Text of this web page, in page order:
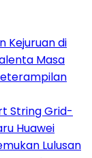
Kejuruan di
Masa
String Grid-
Huawei
Lulusan